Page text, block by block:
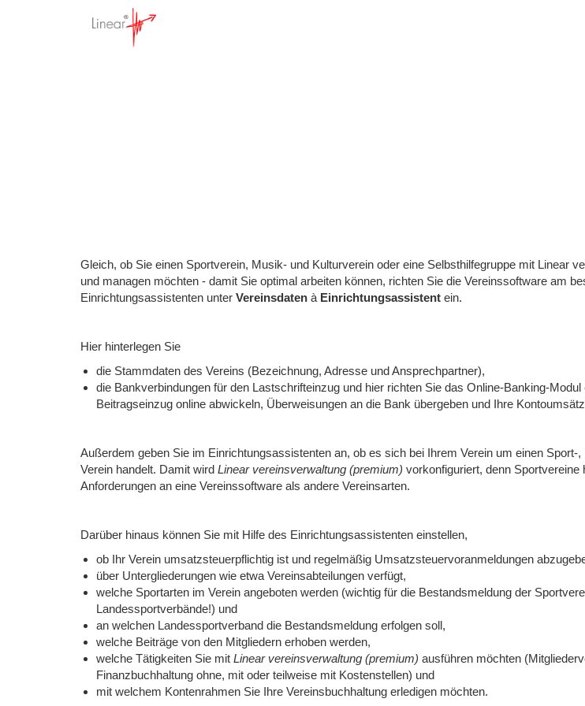
Gleich, ob Sie einen Sportverein, Musik- und Kulturverein oder eine Selbsthilfegruppe mit Linear
und managen möchten - damit Sie optimal arbeiten können, richten Sie die Vereinssoftware am
Einrichtungsassistenten unter Vereinsdaten à Einrichtungsassistent ein.
Hier hinterlegen Sie
die Stammdaten des Vereins (Bezeichnung, Adresse und Ansprechpartner),
die Bankverbindungen für den Lastschrifteinzug und hier richten Sie das Online-Banking-
Beitragseinzug online abwickeln, Überweisungen an die Bank übergeben und Ihre
Außerdem geben Sie im Einrichtungsassistenten an, ob es sich bei Ihrem Verein um einen Sport-
Verein handelt. Damit wird Linear vereinsverwaltung (premium) vorkonfiguriert, denn Sportvereine
Anforderungen an eine Vereinssoftware als andere Vereinsarten.
Darüber hinaus können Sie mit Hilfe des Einrichtungsassistenten einstellen,
ob Ihr Verein umsatzsteuerpflichtig ist und regelmäßig Umsatzsteuervoranmeldungen
über Untergliederungen wie etwa Vereinsabteilungen verfügt,
welche Sportarten im Verein angeboten werden (wichtig für die Bestandsmeldung der
Landessportverbände!) und
an welchen Landessportverband die Bestandsmeldung erfolgen soll,
welche Beiträge von den Mitgliedern erhoben werden,
welche Tätigkeiten Sie mit Linear vereinsverwaltung (premium) ausführen möchten
Finanzbuchhaltung ohne, mit oder teilweise mit Kostenstellen) und
mit welchem Kontenrahmen Sie Ihre Vereinsbuchhaltung erledigen möchten.